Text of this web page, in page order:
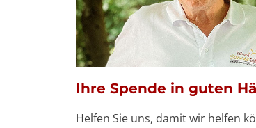
Ihre Spende in guten
Helfen Sie uns, damit wir helfen